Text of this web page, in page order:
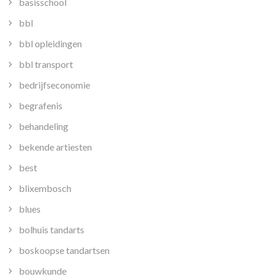
bbl
bbl opleidingen
bbl transport
bedrijfseconomie
begrafenis
behandeling
bekende artiesten
best
blixembosch
blues
bolhuis tandarts
boskoopse tandartsen
bouwkunde